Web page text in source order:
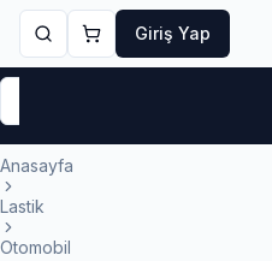
Giriş Yap
Anasayfa
Lastik
Otomobil